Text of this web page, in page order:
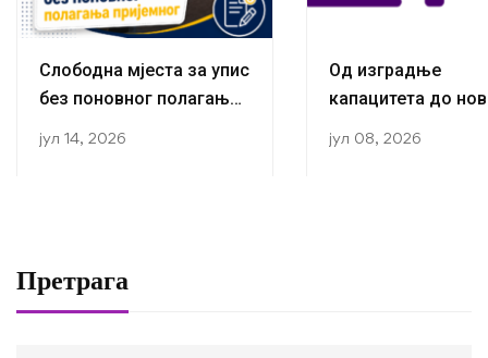
Слободна мјеста за упис
без поновног полагања
јул 14, 2026
Од изградње
капацитета до
јул 08, 2026
Претрага